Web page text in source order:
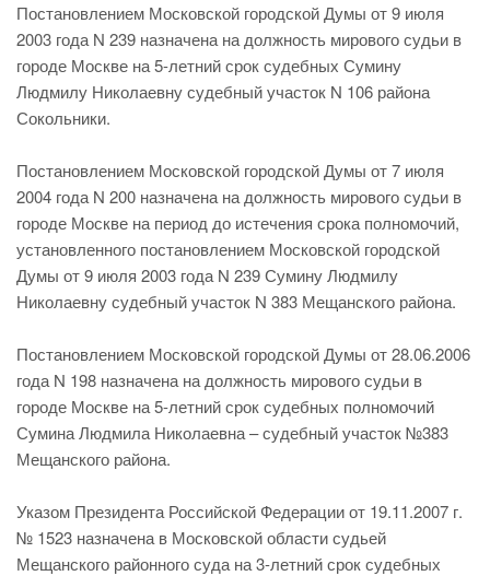
Постановлением Московской городской Думы от 9 июля
2003 года N 239 назначена на должность мирового судьи в
городе Москве на 5-летний срок судебных Сумину
Людмилу Николаевну судебный участок N 106 района
Сокольники.
Постановлением Московской городской Думы от 7 июля
2004 года N 200 назначена на должность мирового судьи в
городе Москве на период до истечения срока полномочий,
установленного постановлением Московской городской
Думы от 9 июля 2003 года N 239 Сумину Людмилу
Николаевну судебный участок N 383 Мещанского района.
Постановлением Московской городской Думы от 28.06.2006
года N 198 назначена на должность мирового судьи в
городе Москве на 5-летний срок судебных полномочий
Сумина Людмила Николаевна – судебный участок №383
Мещанского района.
Указом Президента Российской Федерации от 19.11.2007 г.
№ 1523 назначена в Московской области судьей
Мещанского районного суда на 3-летний срок судебных